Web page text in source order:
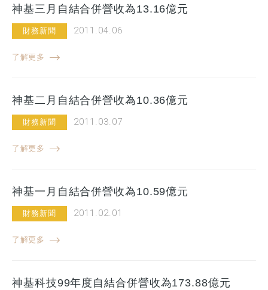
神基三月自結合併營收為13.16億元
財務新聞 2011.04.06
了解更多
神基二月自結合併營收為10.36億元
財務新聞 2011.03.07
了解更多
神基一月自結合併營收為10.59億元
財務新聞 2011.02.01
了解更多
神基科技99年度自結合併營收為173.88億元